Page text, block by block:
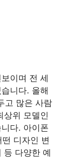
이며 전 세
니다. 올해
고 많은 사람
상위 모델인
다. 아이폰
디자인 변
등 다양한 예